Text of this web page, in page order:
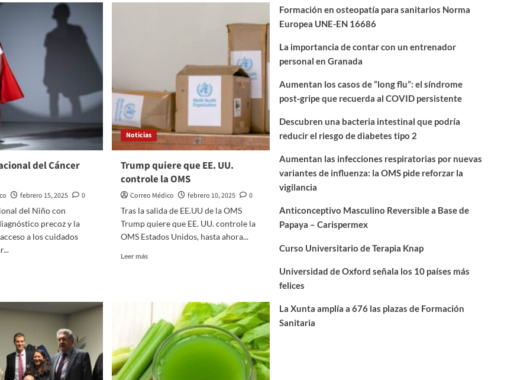
del Cáncer
febrero 15, 2025
0
del Niño con
precoz y la
a los cuidados
Noticias
Trump quiere que EE. UU.
controle la OMS
Correo Médico febrero 10, 2025
0
Tras la salida de EE.UU de la OMS
Trump quiere que EE. UU. controle la
OMS Estados Unidos, hasta ahora...
Leer másLeer
EE.
UU.
controle
la
OMS
Formación en osteopatía para sanitarios Norma
Europea UNE-EN 16686
La importancia de contar con un entrenador
personal en Granada
Aumentan los casos de “long flu”: el síndrome
post‑gripe que recuerda al COVID persistente
Descubren una bacteria intestinal que podría
reducir el riesgo de diabetes tipo 2
Aumentan las infecciones respiratorias por nuevas
variantes de influenza: la OMS pide reforzar la
vigilancia
Anticonceptivo Masculino Reversible a Base de
Papaya – Carispermex
Curso Universitario de Terapia Knap
Universidad de Oxford señala los 10 países más
felices
La Xunta amplía a 676 las plazas de Formación
Sanitaria